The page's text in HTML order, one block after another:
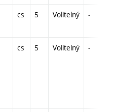
cs 5 Volitelný -
cs 5 Volitelný -